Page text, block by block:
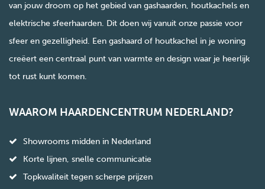
van jouw droom op het gebied van gashaarden, houtkachels en
elektrische sfeerhaarden. Dit doen wij vanuit onze passie voor
sfeer en gezelligheid. Een gashaard of houtkachel in je woning
creëert een centraal punt van warmte en design waar je heerlijk
tot rust kunt komen.
WAAROM HAARDENCENTRUM NEDERLAND?
Showrooms midden in Nederland
Korte lijnen, snelle communicatie
Topkwaliteit tegen scherpe prijzen